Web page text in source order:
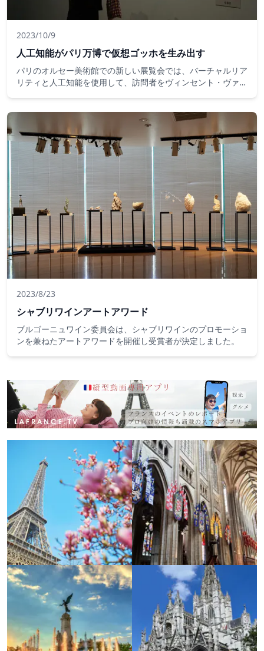
2023/10/9
人工知能がパリ万博で仮想ゴッホを生み出す
パリのオルセー美術館での新しい展覧会では、バーチャルリア
リティと人工知能を使用して、訪問者をヴィンセント・ヴァ
2023/8/23
シャブリワインアートアワード
ブルゴーニュワイン委員会は、シャブリワインのプロモーショ
ンを兼ねたアートアワードを開催し受賞者が決定しました。